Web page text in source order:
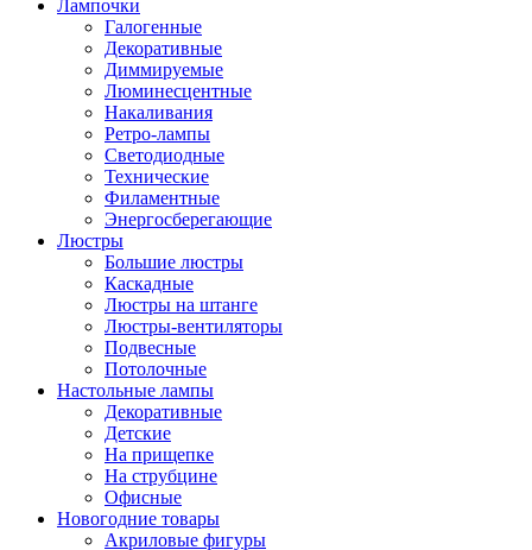
Лампочки
Галогенные
Декоративные
Диммируемые
Люминесцентные
Накаливания
Ретро-лампы
Светодиодные
Технические
Филаментные
Энергосберегающие
Люстры
Большие люстры
Каскадные
Люстры на штанге
Люстры-вентиляторы
Подвесные
Потолочные
Настольные лампы
Декоративные
Детские
На прищепке
На струбцине
Офисные
Новогодние товары
Акриловые фигуры